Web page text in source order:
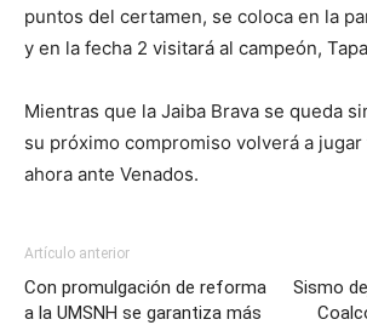
puntos del certamen, se coloca en la
y en la fecha 2 visitará al campeón,
Mientras que la Jaiba Brava se queda
su próximo compromiso volverá a jugar
ahora ante Venados.
Artículo anterior
Con promulgación de reforma
a la UMSNH se garantiza más
Sismo